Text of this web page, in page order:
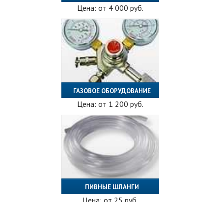
Цена: от 4 000 руб.
ГАЗОВОЕ ОБОРУДОВАНИЕ
Цена: от 1 200 руб.
ПИВНЫЕ ШЛАНГИ